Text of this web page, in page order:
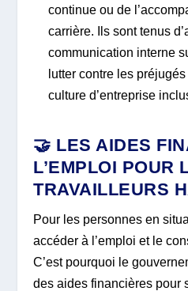
continue ou de
carrière. Ils sont tenus
communication interne
lutter contre les
culture d’entreprise
🤝 LES AIDES
L’EMPLOI POUR
TRAVAILLEURS
Pour les personnes en
accéder à l’emploi et le
C’est pourquoi le
des aides financières pour